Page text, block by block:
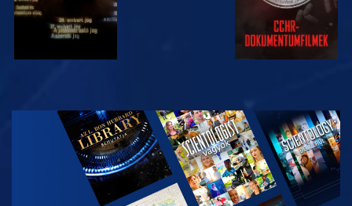
MŰSORNÉZÉS
A SOROZAT
RÉSZEI